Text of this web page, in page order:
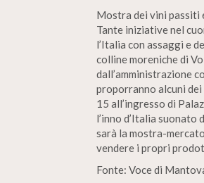
Mostra dei vini passiti
Tante iniziative nel
l’Italia con assaggi e
colline moreniche di
dall’amministrazione
proporranno alcuni dei
15 all’ingresso di
l’inno d’Italia
sarà la mostra-
vendere i propri
Fonte: Voce di